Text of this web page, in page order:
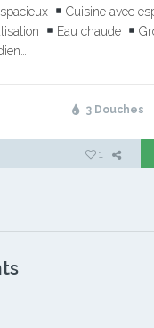
Cuisine avec
Eau chaude
3 Douches
1